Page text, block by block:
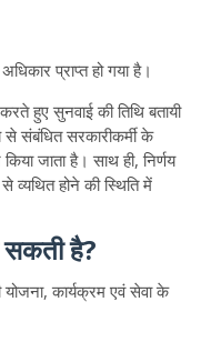
प्राप्त हो गया है।
हुए सुनवाई की तिथि बतायी
से संबंधित सरकारीकर्मी के
जाता है। साथ ही, निर्णय
व्यथित होने की स्थिति में
सकती है?
योजना, कार्यक्रम एवं सेवा के